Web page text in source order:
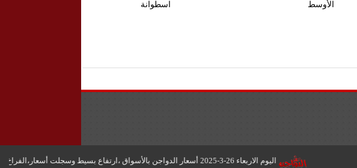
اليوم الاربعاء 26-3-2025 أسعار الدواجن بالأسواق ،ارتفاع بسيط وسجلت أسعار،الفراخ البيضاء103جنبه للكيلو،البانيه 220 جنيه ،الفراج البلدى 135جنيه للكيلو،الوراك 125جنيه للكيلو ، البط البلدى 130 جنيه للكيلو، البط الابيض 125جنيه . كما سجلت أسعار البيض في الأسواق استقرار للبيع للمستهلكين لتستقر عند مستويات 170جنيها للبيع النهائي للمستهلكين، وكرتونة البيض البلدى 180 جنيه
اسطوانة
الأوسط